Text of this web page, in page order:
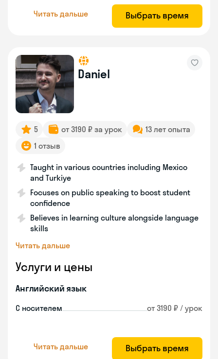
Читать дальше Выбрать время
Daniel
5 от 3190 ₽ за урок
13 лет опыта
1 отзыв
Taught in various countries including Mexico
and Turkiye
Focuses on public speaking to boost student
confidence
Believes in learning culture alongside language
skills
Читать дальше
Услуги и цены
Английский язык
С носителем от 3190 ₽ / урок
Читать дальше Выбрать время